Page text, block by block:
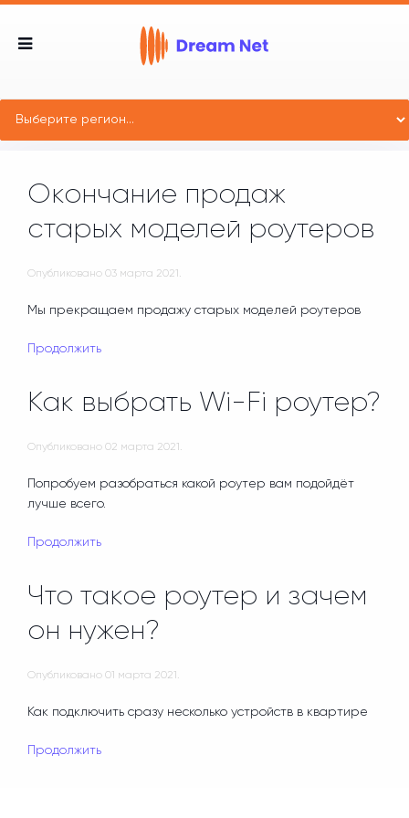
Окончание продаж
старых моделей роутеров
Опубликовано 03 марта 2021 .
Мы прекращаем продажу старых моделей роутеров
Продолжить
Как выбрать Wi-Fi роутер?
Опубликовано 02 марта 2021 .
Попробуем разобраться какой роутер вам подойдёт
лучше всего.
Продолжить
Что такое роутер и зачем
он нужен?
Опубликовано 01 марта 2021 .
Как подключить сразу несколько устройств в квартире
Продолжить